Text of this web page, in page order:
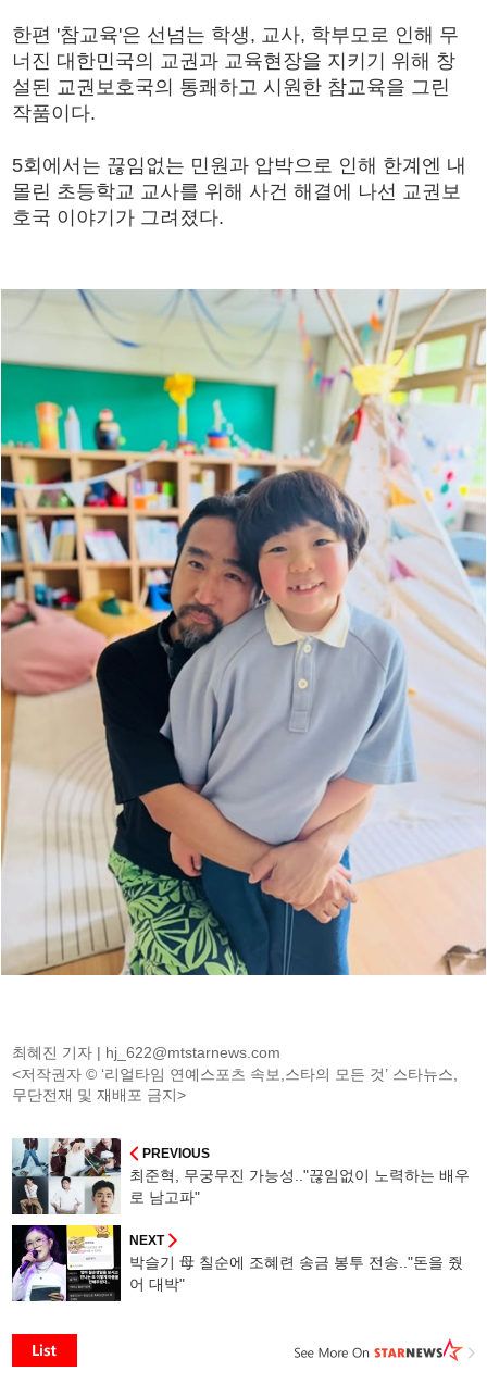
한편 '참교육'은 선넘는 학생, 교사, 학부모로 인해 무
너진 대한민국의 교권과 교육현장을 지키기 위해 창
설된 교권보호국의 통쾌하고 시원한 참교육을 그린
작품이다.
5회에서는 끊임없는 민원과 압박으로 인해 한계엔 내
몰린 초등학교 교사를 위해 사건 해결에 나선 교권보
호국 이야기가 그려졌다.
최혜진 기자 | hj_622@mtstarnews.com
<저작권자 © ‘리얼타임 연예스포츠 속보,스타의 모든 것’ 스타뉴스,
무단전재 및 재배포 금지>
PREVIOUS
최준혁, 무궁무진 가능성.."끊임없이 노력하는 배우
로 남고파"
NEXT
박슬기 母 칠순에 조혜련 송금 봉투 전송.."돈을 줬
어 대박"